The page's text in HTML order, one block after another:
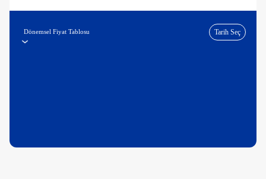
Dönemsel Fiyat Tablosu Tarih Seç